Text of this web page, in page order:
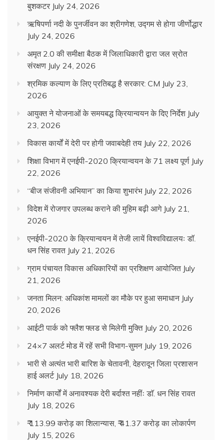
बुशकटर July 24, 2026
ऋषिपर्णा नदी के पुनर्जीवन का श्रीगणेश, उद्गम से होगा जीर्णोद्धार
July 24, 2026
अमृत 2.0 की समीक्षा बैठक में जिलाधिकारी द्वारा जल स्रोत
संरक्षण July 24, 2026
श्रमिक कल्याण के लिए प्रतिबद्ध है सरकार: CM July 23,
2026
आयुक्त ने योजनाओं के समयबद्ध क्रियान्वयन के दिए निर्देश July
23, 2026
विकास कार्यों में देरी पर होगी जवाबदेही तय July 22, 2026
शिक्षा विभाग में एनईपी-2020 क्रियान्वयन के 71 लक्ष्य पूर्ण July
22, 2026
“बीज संजीवनी अभियान” का किया शुभारंभ July 22, 2026
विदेश में रोजगार उपलब्ध कराने की मुहिम बढ़ी आगे July 21,
2026
एनईपी-2020 के क्रियान्वयन में तेजी लायें विश्वविद्यालयः डॉ.
धन सिंह रावत July 21, 2026
ग्राम पंचायत विकास अधिकारियों का प्रशिक्षण आयोजित July
21, 2026
जनता मिलन: अधिकांश मामलों का मौके पर हुआ समाधान July
20, 2026
आईटी पार्क को फ्लैश फ्लड से मिलेगी मुक्ति July 20, 2026
24×7 अलर्ट मोड में रहें सभी विभाग-सुमन July 19, 2026
भारी से अत्यंत भारी बारिश के चेतावनी, देहरादून जिला प्रशासन
हाई अलर्ट July 18, 2026
निर्माण कार्यों में अनावश्यक देरी बर्दाश्त नहींः डाॅ. धन सिंह रावत
July 18, 2026
₹ 113.99 करोड़ का शिलान्यास, ₹ 41.37 करोड़ का लोकार्पण
July 15, 2026